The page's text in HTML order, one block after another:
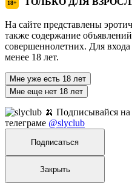
18+
На сайте представлены
также содержание
совершеннолетних. Для
менее 18 лет.
Мне уже есть 18 лет
Мне еще нет 18 лет
🍌 Подписывайся на
телеграме @slyclub
Подписаться
Закрыть